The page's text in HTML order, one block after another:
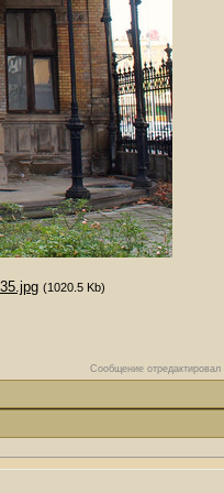
(1020.5 Kb)
Сообщение отредактировал